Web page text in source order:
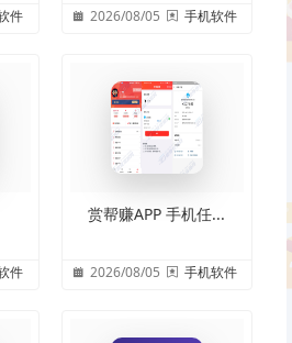
件 2026/08/05 手机软件
件
赏帮赚APP 手机任...
2026/08/05 手机软件